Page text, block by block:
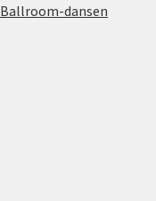
Ballroom-dansen